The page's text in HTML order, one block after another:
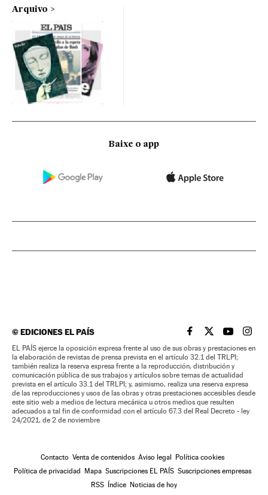
Arquivo
Baixe o app
©EDICIONES EL PAÍS EL PAÍS BRASIL EN
EL PAÍSEL PAÍS
EL
EL PAÍS ejerce la oposición expresa frente al uso de sus obras y prestaciones en
la elaboración de revistas de prensa prevista en el artículo 32.1 del TRLPI;
también realiza la reserva expresa frente a la reproducción, distribución y
comunicación pública de sus trabajos y artículos sobre temas de actualidad
prevista en el artículo 33.1 del TRLPI; y, asimismo, realiza una reserva expresa
de las reproducciones y usos de las obras y otras prestaciones accesibles desde
este sitio web a medios de lectura mecánica u otros medios que resulten
adecuados a tal fin de conformidad con el artículo 67.3 del Real Decreto - ley
24/2021, de 2 de noviembre
Contacto Venta de contenidos Aviso legal
Política cookies
Política de privacidad
Mapa Suscripciones EL PAÍS Suscripciones empresas
RSS
Índice Noticias de hoy